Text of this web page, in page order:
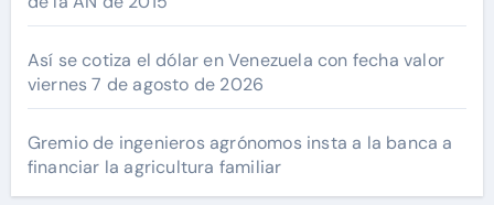
Así se cotiza el dólar en Venezuela con fecha valor
viernes 7 de agosto de 2026
Gremio de ingenieros agrónomos insta a la banca a
financiar la agricultura familiar